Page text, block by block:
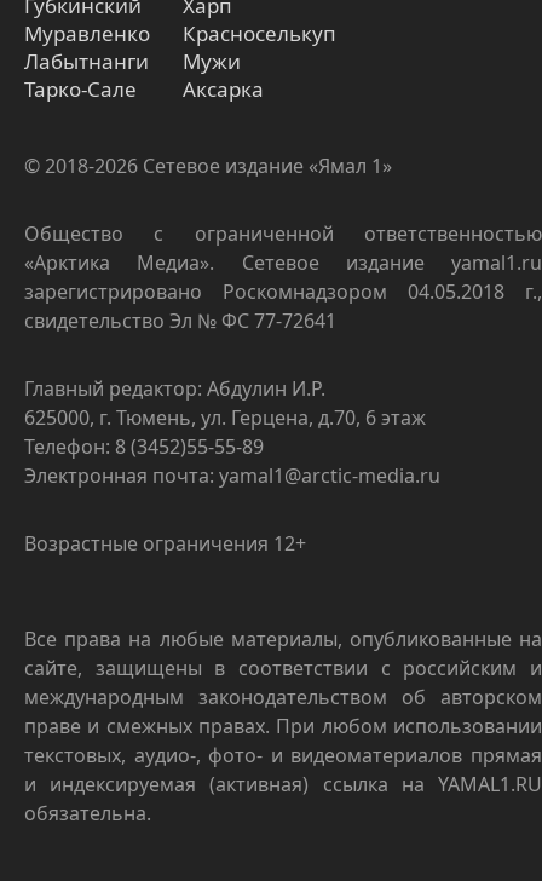
Муравленко
Лабытнанги
Тарко-Сале
Красноселькуп
Мужи
Аксарка
© 2018-2026 Сетевое издание «Ямал 1»
Общество с ограниченной ответственностью
«Арктика Медиа». Сетевое издание yamal1.ru
зарегистрировано Роскомнадзором 04.05.2018 г.,
свидетельство Эл № ФС 77-72641
Главный редактор: Абдулин И.Р.
625000, г. Тюмень, ул. Герцена, д.70, 6 этаж
Телефон: 8 (3452)55-55-89
Электронная почта: yamal1@arctic-media.ru
Возрастные ограничения 12+
Все права на любые материалы, опубликованные на
сайте, защищены в соответствии с российским и
международным законодательством об авторском
праве и смежных правах. При любом использовании
текстовых, аудио-, фото- и видеоматериалов прямая
и индексируемая (активная) ссылка на YAMAL1.RU
обязательна.